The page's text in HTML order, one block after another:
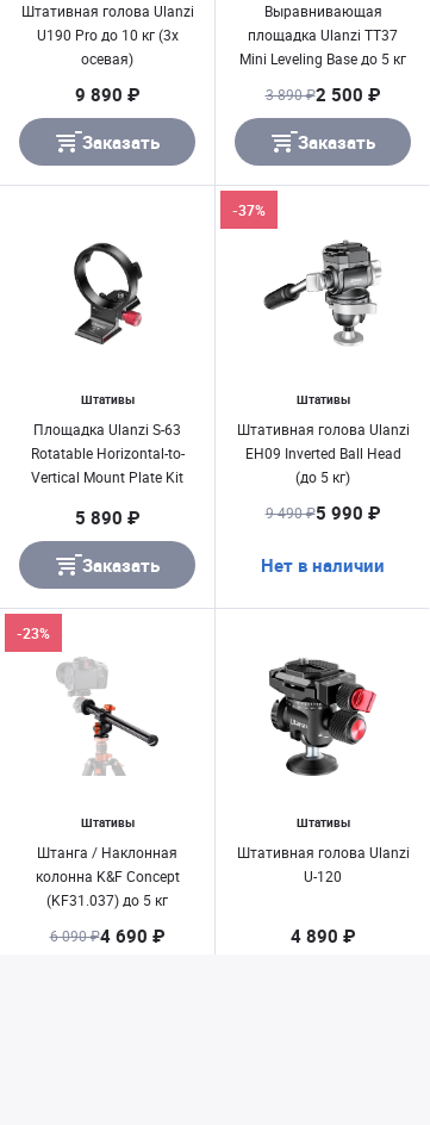
Штативная голова Ulanzi
U190 Pro до 10 кг (3х
осевая)
9 890 ₽
Заказать
Выравнивающая
площадка Ulanzi TT37
Mini Leveling Base до 5 кг
3 890 ₽2 500 ₽
Заказать
Штативы
Площадка Ulanzi S-63
Rotatable Horizontal-to-
Vertical Mount Plate Kit
5 890 ₽
Заказать
Штативы
Штативная голова Ulanzi
EH09 Inverted Ball Head
(до 5 кг)
-37%
9 490 ₽5 990 ₽
Нет в наличии
Штативы
Штанга / Наклонная
колонна K&F Concept
(KF31.037) до 5 кг
-23%
6 090 ₽4 690 ₽
Штативы
Штативная голова Ulanzi
U-120
4 890 ₽